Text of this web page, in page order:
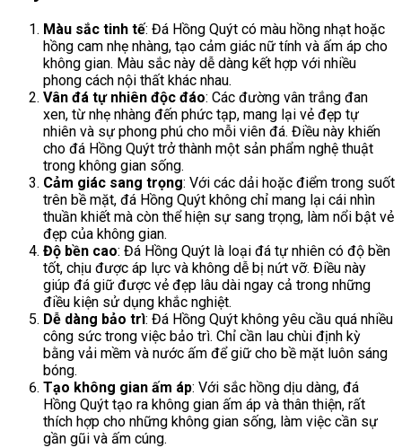
Màu sắc tinh tế: Đá Hồng Quýt có màu hồng nhạt hoặc
hồng cam nhẹ nhàng, tạo cảm giác nữ tính và ấm áp cho
không gian. Màu sắc này dễ dàng kết hợp với nhiều
phong cách nội thất khác nhau.
Vân đá tự nhiên độc đáo: Các đường vân trắng đan
xen, từ nhẹ nhàng đến phức tạp, mang lại vẻ đẹp tự
nhiên và sự phong phú cho mỗi viên đá. Điều này khiến
cho đá Hồng Quýt trở thành một sản phẩm nghệ thuật
trong không gian sống.
Cảm giác sang trọng: Với các dải hoặc điểm trong suốt
trên bề mặt, đá Hồng Quýt không chỉ mang lại cái nhìn
thuần khiết mà còn thể hiện sự sang trọng, làm nổi bật vẻ
đẹp của không gian.
Độ bền cao: Đá Hồng Quýt là loại đá tự nhiên có độ bền
tốt, chịu được áp lực và không dễ bị nứt vỡ. Điều này
giúp đá giữ được vẻ đẹp lâu dài ngay cả trong những
điều kiện sử dụng khắc nghiệt.
Dễ dàng bảo trì: Đá Hồng Quýt không yêu cầu quá nhiều
công sức trong việc bảo trì. Chỉ cần lau chùi định kỳ
bằng vải mềm và nước ấm để giữ cho bề mặt luôn sáng
bóng.
Tạo không gian ấm áp: Với sắc hồng dịu dàng, đá
Hồng Quýt tạo ra không gian ấm áp và thân thiện, rất
thích hợp cho những không gian sống, làm việc cần sự
gần gũi và ấm cúng.